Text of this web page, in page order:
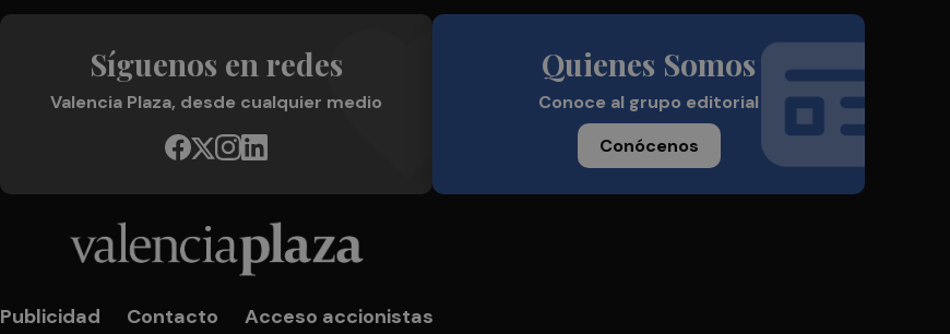
Síguenos en redes
Valencia Plaza, desde cualquier medio
Quienes Somos
Conoce al grupo editorial
Conócenos
Publicidad Contacto Acceso accionistas